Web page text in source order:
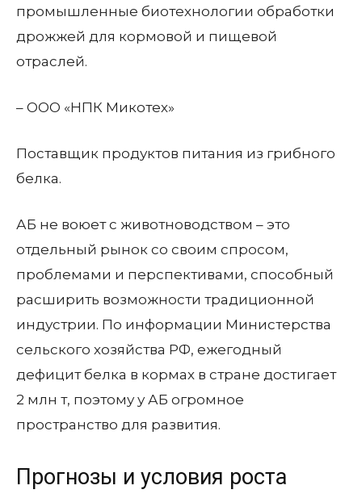
промышленные биотехнологии обработки
дрожжей для кормовой и пищевой
отраслей.
– ООО «НПК Микотех»
Поставщик продуктов питания из грибного
белка.
АБ не воюет с животноводством – это
отдельный рынок со своим спросом,
проблемами и перспективами, способный
расширить возможности традиционной
индустрии. По информации Министерства
сельского хозяйства РФ, ежегодный
дефицит белка в кормах в стране достигает
2 млн т, поэтому у АБ огромное
пространство для развития.
Прогнозы и условия роста